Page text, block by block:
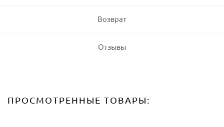
Возврат
Отзывы
ПРОСМОТРЕННЫЕ ТОВАРЫ: